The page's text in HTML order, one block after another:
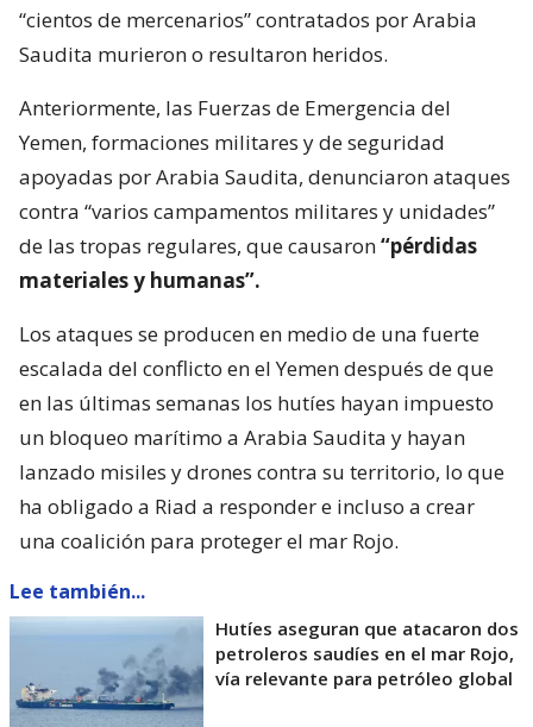
“cientos de mercenarios” contratados por Arabia
Saudita murieron o resultaron heridos.
Anteriormente, las Fuerzas de Emergencia del
Yemen, formaciones militares y de seguridad
apoyadas por Arabia Saudita, denunciaron ataques
contra “varios campamentos militares y unidades”
de las tropas regulares, que causaron“pérdidas
materiales y humanas”.
Los ataques se producen en medio de una fuerte
escalada del conflicto en el Yemen después de que
en las últimas semanas los hutíes hayan impuesto
un bloqueo marítimo a Arabia Saudita y hayan
lanzado misiles y drones contra su territorio, lo que
ha obligado a Riad a responder e incluso a crear
una coalición para proteger el mar Rojo.
Lee también...
Hutíes aseguran que atacaron dos
petroleros saudíes en el mar Rojo,
vía relevante para petróleo global